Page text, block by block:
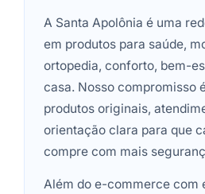
A Santa Apolônia é uma
em produtos para saúde,
ortopedia, conforto, bem-
casa. Nosso compromisso
produtos originais,
orientação clara para que
compre com mais
Além do e-commerce com